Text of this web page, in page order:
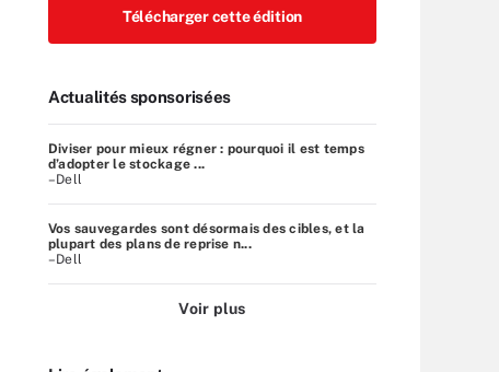
Télécharger cette édition
Actualités sponsorisées
Diviser pour mieux régner : pourquoi il est temps
d’adopter le stockage ...
–Dell
Vos sauvegardes sont désormais des cibles, et la
plupart des plans de reprise n...
–Dell
Voir plus